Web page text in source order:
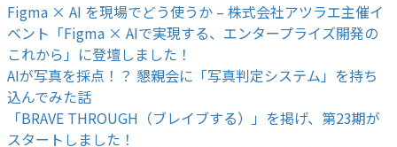
Figma × AI を現場でどう使うか – 株式会社アツラエ主催イ
ベント「Figma × AIで実現する、エンタープライズ開発の
これから」に登壇しました！
AIが写真を採点！？ 懇親会に「写真判定システム」を持ち
込んでみた話
「BRAVE THROUGH（ブレイブする）」を掲げ、第23期が
スタートしました！